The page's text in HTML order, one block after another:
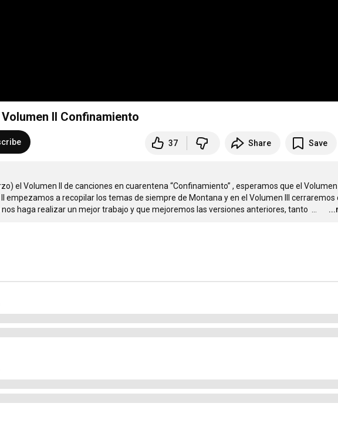
II Confinamiento
37 Share Save
el Volumen II de canciones en cuarentena “Confinamiento” , esperamos que el Volumen
empezamos a recopilar los temas de siempre de Montana y en el Volumen III cerraremos
haga realizar un mejor trabajo y que mejoremos las versiones anteriores, tanto